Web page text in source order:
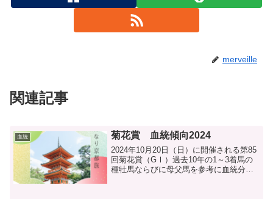
merveille
関連記事
血統 菊花賞 血統傾向2024
2024年10月20日（日）に開催される第85
回菊花賞（GⅠ）過去10年の1～3着馬の
種牡馬ならびに母父馬を参考に血統分析